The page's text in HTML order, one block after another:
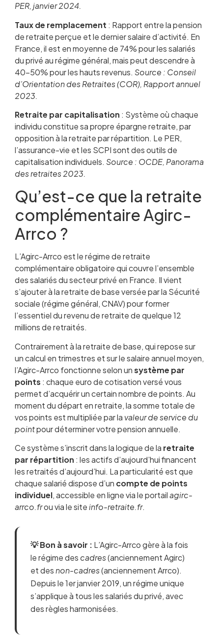
PER, janvier 2024.
Taux de remplacement : Rapport entre la pension
de retraite perçue et le dernier salaire d’activité. En
France, il est en moyenne de 74% pour les salariés
du privé au régime général, mais peut descendre à
40-50% pour les hauts revenus. Source : Conseil
d’Orientation des Retraites (COR), Rapport annuel
2023.
Retraite par capitalisation : Système où chaque
individu constitue sa propre épargne retraite, par
opposition à la retraite par répartition. Le PER,
l’assurance-vie et les SCPI sont des outils de
capitalisation individuels. Source : OCDE, Panorama
des retraites 2023.
Qu’est-ce que la retraite
complémentaire Agirc-
Arrco ?
L’Agirc-Arrco est le régime de retraite
complémentaire obligatoire qui couvre l’ensemble
des salariés du secteur privé en France. Il vient
s’ajouter à la retraite de base versée par la Sécurité
sociale (régime général, CNAV) pour former
l’essentiel du revenu de retraite de quelque 12
millions de retraités.
Contrairement à la retraite de base, qui repose sur
un calcul en trimestres et sur le salaire annuel moyen,
l’Agirc-Arrco fonctionne selon unsystème par
points : chaque euro de cotisation versé vous
permet d’acquérir un certain nombre de points. Au
moment du départ en retraite, la somme totale de
vos points est multipliée par la valeur de service du
pointpour déterminer votre pension annuelle.
Ce système s’inscrit dans la logique de la retraite
par répartition : les actifs d’aujourd’hui financent
les retraités d’aujourd’hui. La particularité est que
chaque salarié dispose d’un compte de points
individuel, accessible en ligne via le portailagirc-
arrco.frou via le siteinfo-retraite.fr.
💡 Bon à savoir : L’Agirc-Arrco gère à la fois
le régime des cadres(anciennement Agirc)
et desnon-cadres(anciennement Arrco).
Depuis le 1er janvier 2019, un régime unique
s’applique à tous les salariés du privé, avec
des règles harmonisées.